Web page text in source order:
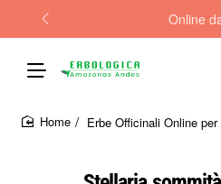
Online
Erbe Officinali Online